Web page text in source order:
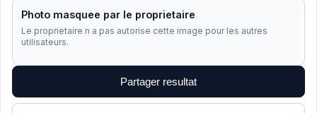
Photo masquee par le proprietaire
Le proprietaire n a pas autorise cette image pour les autres
utilisateurs.
Partager resultat